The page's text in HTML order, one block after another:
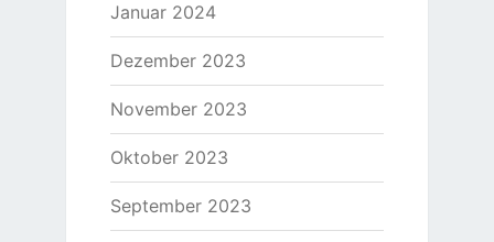
Januar 2024
Dezember 2023
November 2023
Oktober 2023
September 2023